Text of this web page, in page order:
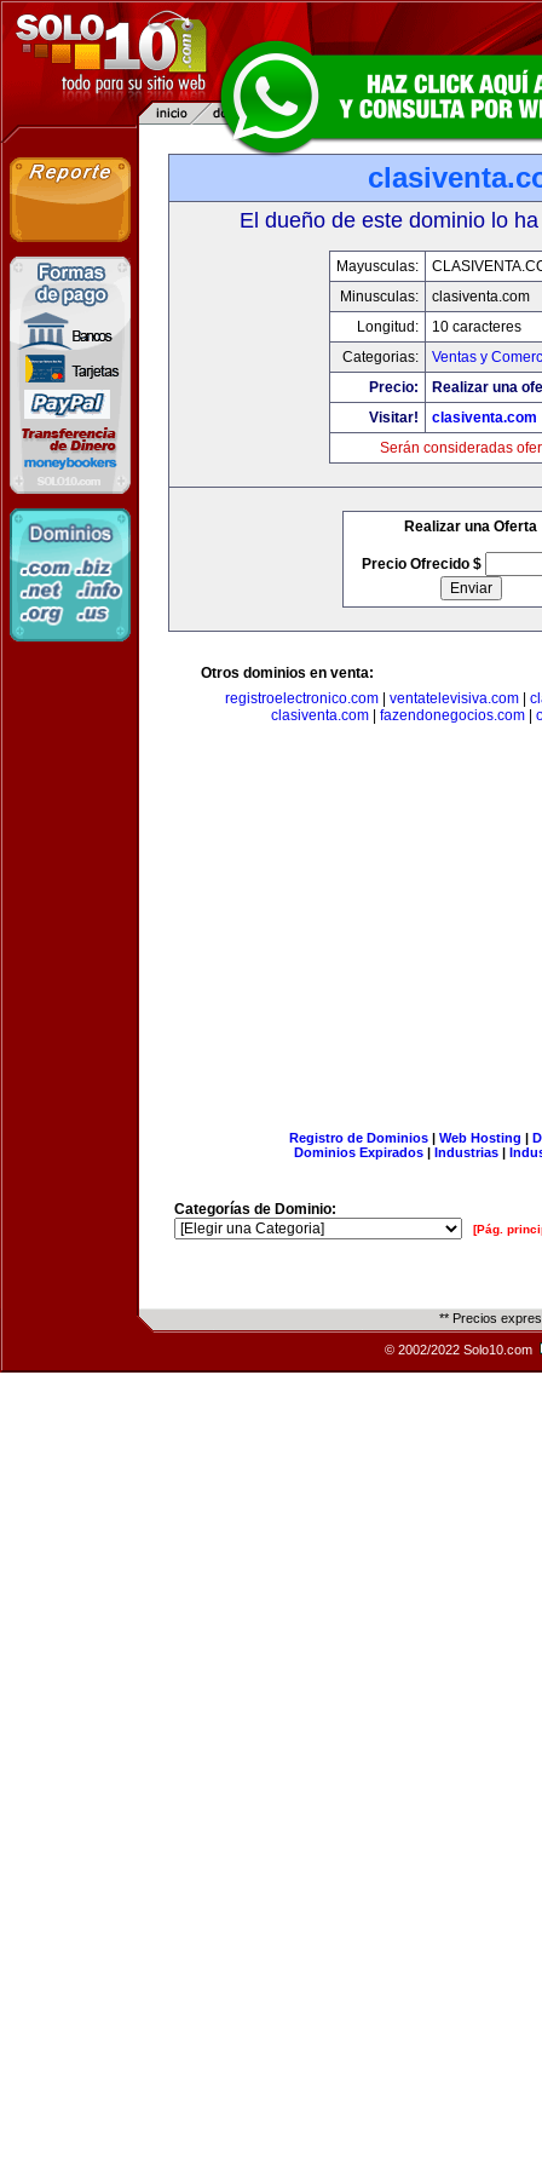
El dueño de este dominio lo
Mayusculas:
Minusculas:
clasiventa.com
Longitud:
10 caracteres
Categorias:
Ventas y
Precio:
Realizar una
Visitar!
clasiventa.com
Serán consideradas
Realizar una Oferta
Precio Ofrecido $
Otros dominios en venta:
registroelectronico.com
ventatelevisiva.com
clasiventa.com| fazendonegocios.com|
Registro de Dominios| Web Hosting |
Dominios Expirados | Industrias |
Categorías de Dominio:
[Pág.
** Precios
© 2002/2022 Solo10.com